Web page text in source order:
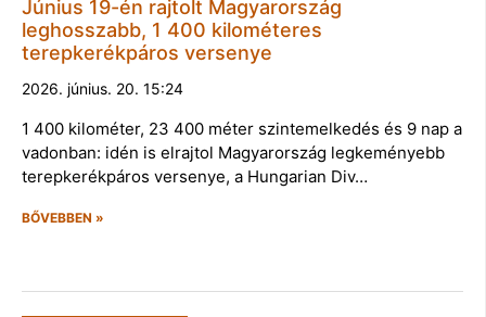
Június 19-én rajtolt Magyarország
leghosszabb, 1 400 kilométeres
terepkerékpáros versenye
2026. június. 20. 15:24
1 400 kilométer, 23 400 méter szintemelkedés és 9 nap a
vadonban: idén is elrajtol Magyarország legkeményebb
terepkerékpáros versenye, a Hungarian Div…
BŐVEBBEN »